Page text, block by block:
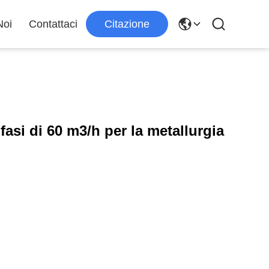
Contattaci Citazione
di 60 m3/h per la metallurgia